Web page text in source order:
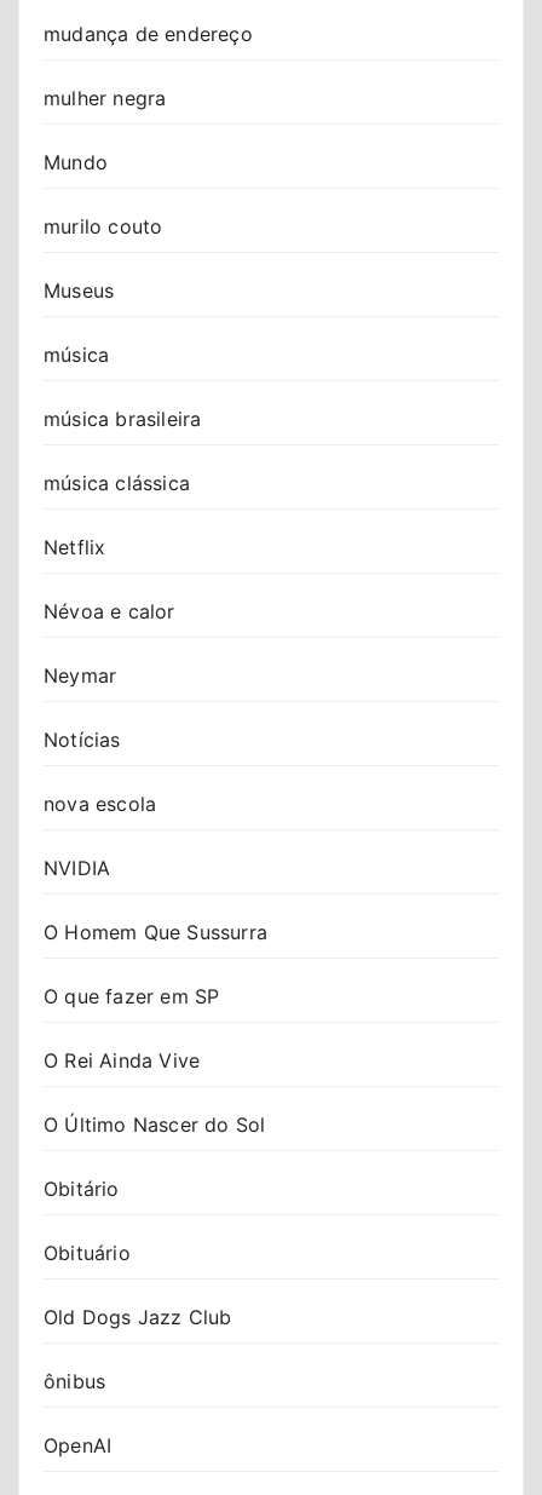
mudança de endereço
mulher negra
Mundo
murilo couto
Museus
música
música brasileira
música clássica
Netflix
Névoa e calor
Neymar
Notícias
nova escola
NVIDIA
O Homem Que Sussurra
O que fazer em SP
O Rei Ainda Vive
O Último Nascer do Sol
Obitário
Obituário
Old Dogs Jazz Club
ônibus
OpenAI